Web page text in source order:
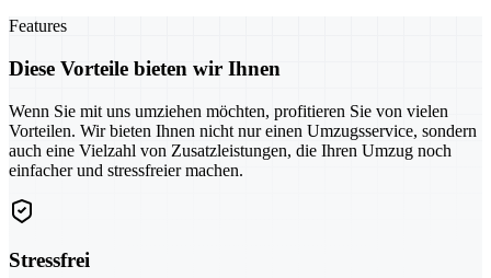
Features
Diese Vorteile bieten wir Ihnen
Wenn Sie mit uns umziehen möchten, profitieren Sie von vielen
Vorteilen. Wir bieten Ihnen nicht nur einen Umzugsservice, sondern
auch eine Vielzahl von Zusatzleistungen, die Ihren Umzug noch
einfacher und stressfreier machen.
Stressfrei